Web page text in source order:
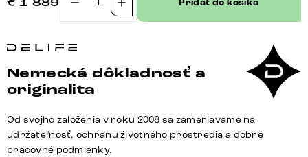
€ 1 889
množstvo
lavica
Flex
300
cm
mikrovlákno
béžová
Pridať do košíka
Nemecká dôkladnosť a
originalita
Od svojho založenia v roku 2008 sa zameriavame na
udržateľnosť, ochranu životného prostredia a dobré
pracovné podmienky.